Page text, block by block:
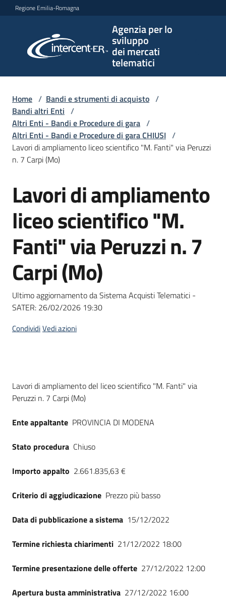
Vai al contenuto
Vai alla navigazione
Vai al footer
Regione Emilia-Romagna
Agenzia per lo
sviluppo
dei mercati
telematici
per lo
sviluppo
telematici
L'Agenzia
Bandi
e
di
Supporto
Piattaforme
telematiche
English
su
Home / Bandi e strumenti di acquisto /
Bandi altri Enti /
Altri Enti - Bandi e Procedure di gara /
Altri Enti - Bandi e Procedure di gara CHIUSI /
Lavori di ampliamento liceo scientifico "M. Fanti" via Peruzzi
n. 7 Carpi (Mo)
Salta al contenuto
Lavori di ampliamento
liceo scientifico "M.
Fanti" via Peruzzi n. 7
Carpi (Mo)
Ultimo aggiornamento da Sistema Acquisti Telematici -
SATER: 26/02/2026 19:30
CondividiVedi azioni
Dati del bando
Lavori di ampliamento del liceo scientifico "M. Fanti" via
Peruzzi n. 7 Carpi (Mo)
Ente appaltante PROVINCIA DI MODENA
Stato procedura Chiuso
Importo appalto 2.661.835,63 €
Criterio di aggiudicazione Prezzo più basso
Data di pubblicazione a sistema 15/12/2022
Termine richiesta chiarimenti 21/12/2022 18:00
Termine presentazione delle offerte 27/12/2022 12:00
Apertura busta amministrativa 27/12/2022 16:00